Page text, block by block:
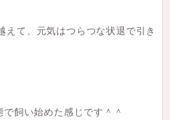
えて、元気はつらつな状退で引き
飼い始めた感じです＾＾